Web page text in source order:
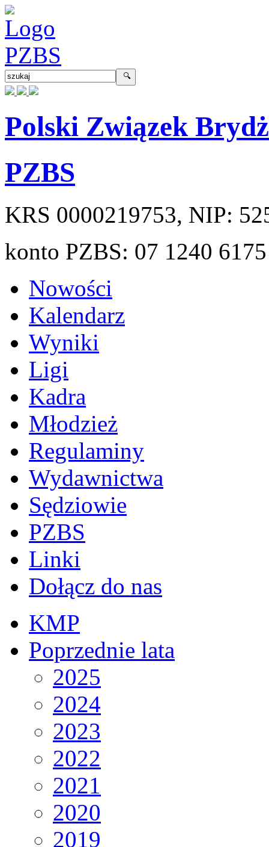
Polski Związek
PZBS
KRS 0000219753, NIP:
konto PZBS: 07 1240
Nowości
Kalendarz
Wyniki
Ligi
Kadra
Młodzież
Regulaminy
Wydawnictwa
Sędziowie
PZBS
Linki
Dołącz do nas
KMP
Poprzednie lata
2025
2024
2023
2022
2021
2020
2019